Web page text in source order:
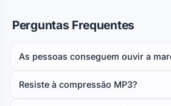
Perguntas Frequentes
As pessoas conseguem ouvir a
Resiste à compressão MP3?